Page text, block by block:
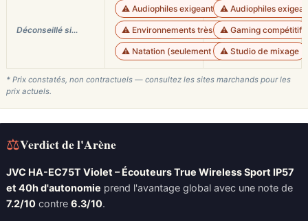
Déconseillé si…
⚠️ Audiophiles exigeants
⚠️ Environnements très bruyants
⚠️ Natation (seulement IP55)
⚠️ Audiophiles
⚠️ Gaming compétitif
⚠️ Studio de mixage
* Prix constatés, non contractuels — consultez les sites marchands pour les
prix actuels.
⚖Verdict de l'Arène
JVC HA-EC75T Violet – Écouteurs True Wireless Sport IP57
et 40h d'autonomie prend l'avantage global avec une note de
7.2/10 contre 6.3/10.